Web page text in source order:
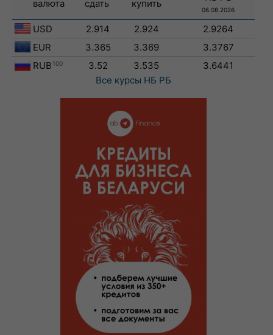
валюта сдать купить
06.08.2026
USD 2.914 2.924
2.9264
EUR
3.365 3.369
3.3767
RUB 100 3.52 3.535
3.6441
Все курсы НБ РБ